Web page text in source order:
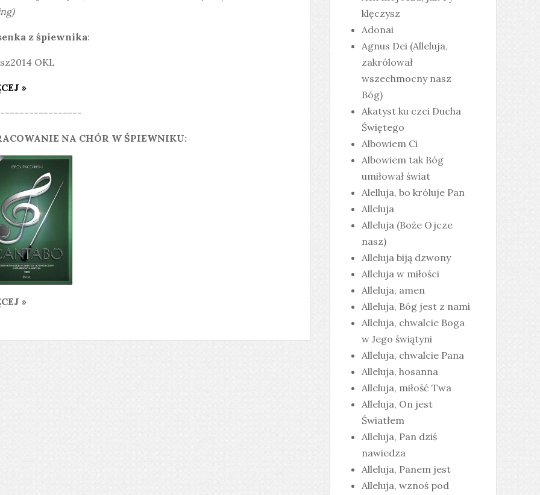
z śpiewnika:
»
NA CHÓR W ŚPIEWNIKU:
»
klęczysz
Adonai
Agnus Dei (Alleluja,
zakrólował
wszechmocny nasz
Bóg)
Akatyst ku czci Ducha
Świętego
Albowiem Ci
Albowiem tak Bóg
umiłował świat
Alelluja, bo króluje Pan
Alleluja
Alleluja (Boże Ojcze
nasz)
Alleluja biją dzwony
Alleluja w miłości
Alleluja, amen
Alleluja, Bóg jest z nami
Alleluja, chwalcie Boga
w Jego świątyni
Alleluja, chwalcie Pana
Alleluja, hosanna
Alleluja, miłość Twa
Alleluja, On jest
Światłem
Alleluja, Pan dziś
nawiedza
Alleluja, Panem jest
Alleluja, wznoś pod